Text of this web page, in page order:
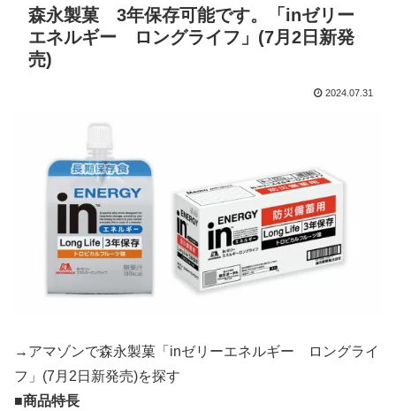
森永製菓 3年保存可能です。「inゼリー
エネルギー ロングライフ」(7月2日新発
売)
2024.07.31
→アマゾンで森永製菓「inゼリーエネルギー ロングライ
フ」(7月2日新発売)を探す
■商品特長